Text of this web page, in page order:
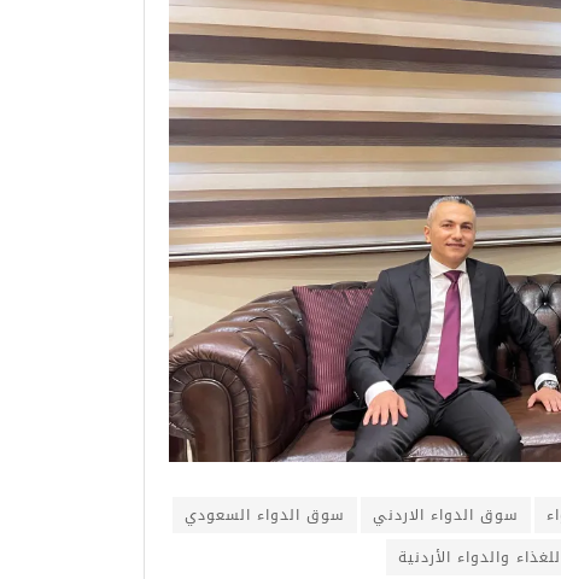
سوق الدواء الاردني
سوق الدواء السعودي
والدواء الأردنية